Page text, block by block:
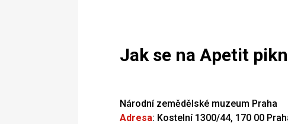
Jak se na Apetit
Národní zemědělské muzeum Praha
Adresa: Kostelní 1300/44, 170 00